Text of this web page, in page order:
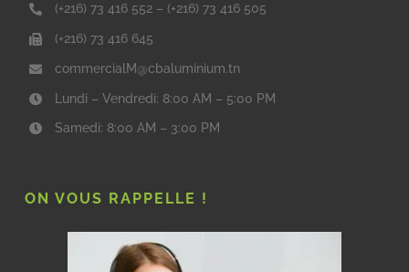
(+216) 73 416 552 – (+216) 73 416 505
(+216) 73 416 645
commercialM@cbaluminium.tn
Lundi – Vendredi: 8:00 AM – 5:00 PM
Samedi: 8:00 AM – 3:00 PM
ON VOUS RAPPELLE !